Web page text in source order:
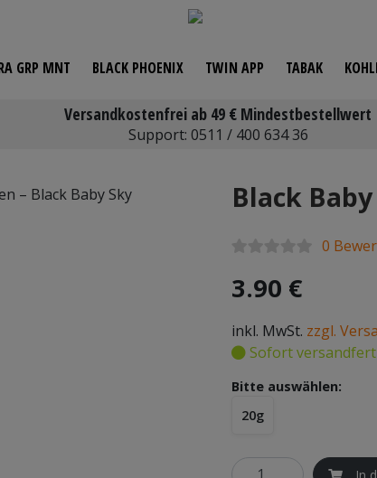
GRP MNT BLACK PHOENIX TWIN APP TABAK
Versandkostenfrei ab 49 € Mindestbestellwert
Support: 0511 / 400 634 36
Black
0
3.90 €
inkl. MwSt. zzgl.
Sofort
Bitte auswählen:
20g
In